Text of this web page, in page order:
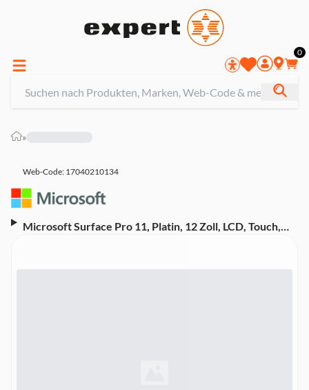
0
»
Web-Code: 17040210134
Microsoft Surface Pro 11, Platin, 12 Zoll, LCD, Touch,